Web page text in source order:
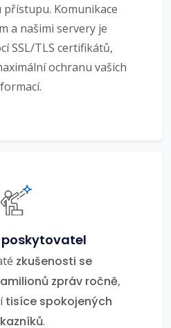
Komunikace
a našimi servery je
SSL/TLS certifikátů,
ochranu vašich
poskytovatel
zkušenosti se
zpráv ročně,
tisíce spokojených
.